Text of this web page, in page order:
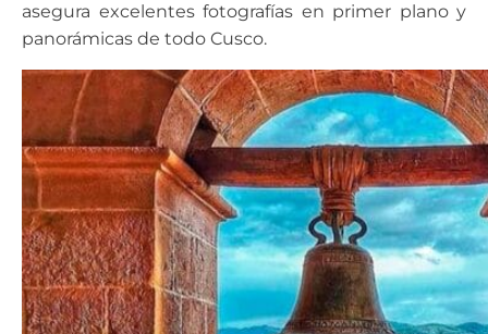
asegura excelentes fotografías en primer plano y
panorámicas de todo Cusco.